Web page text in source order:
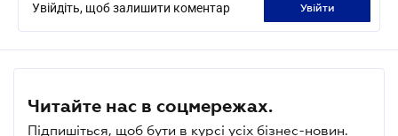
Увійдіть, щоб залишити коментар увійти
Читайте нас в соцмережах.
Підпишіться, щоб бути в курсі усіх бізнес-новин.